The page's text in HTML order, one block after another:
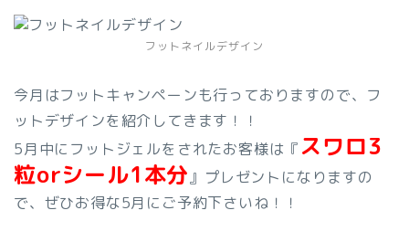
フットネイルデザイン
今月はフットキャンペーンも行っておりますので、フ
ットデザインを紹介してきます！！
5月中にフットジェルをされたお客様は『 スワロ3
粒orシール1本分』プレゼントになりますの
で、ぜひお得な5月にご予約下さいね！！